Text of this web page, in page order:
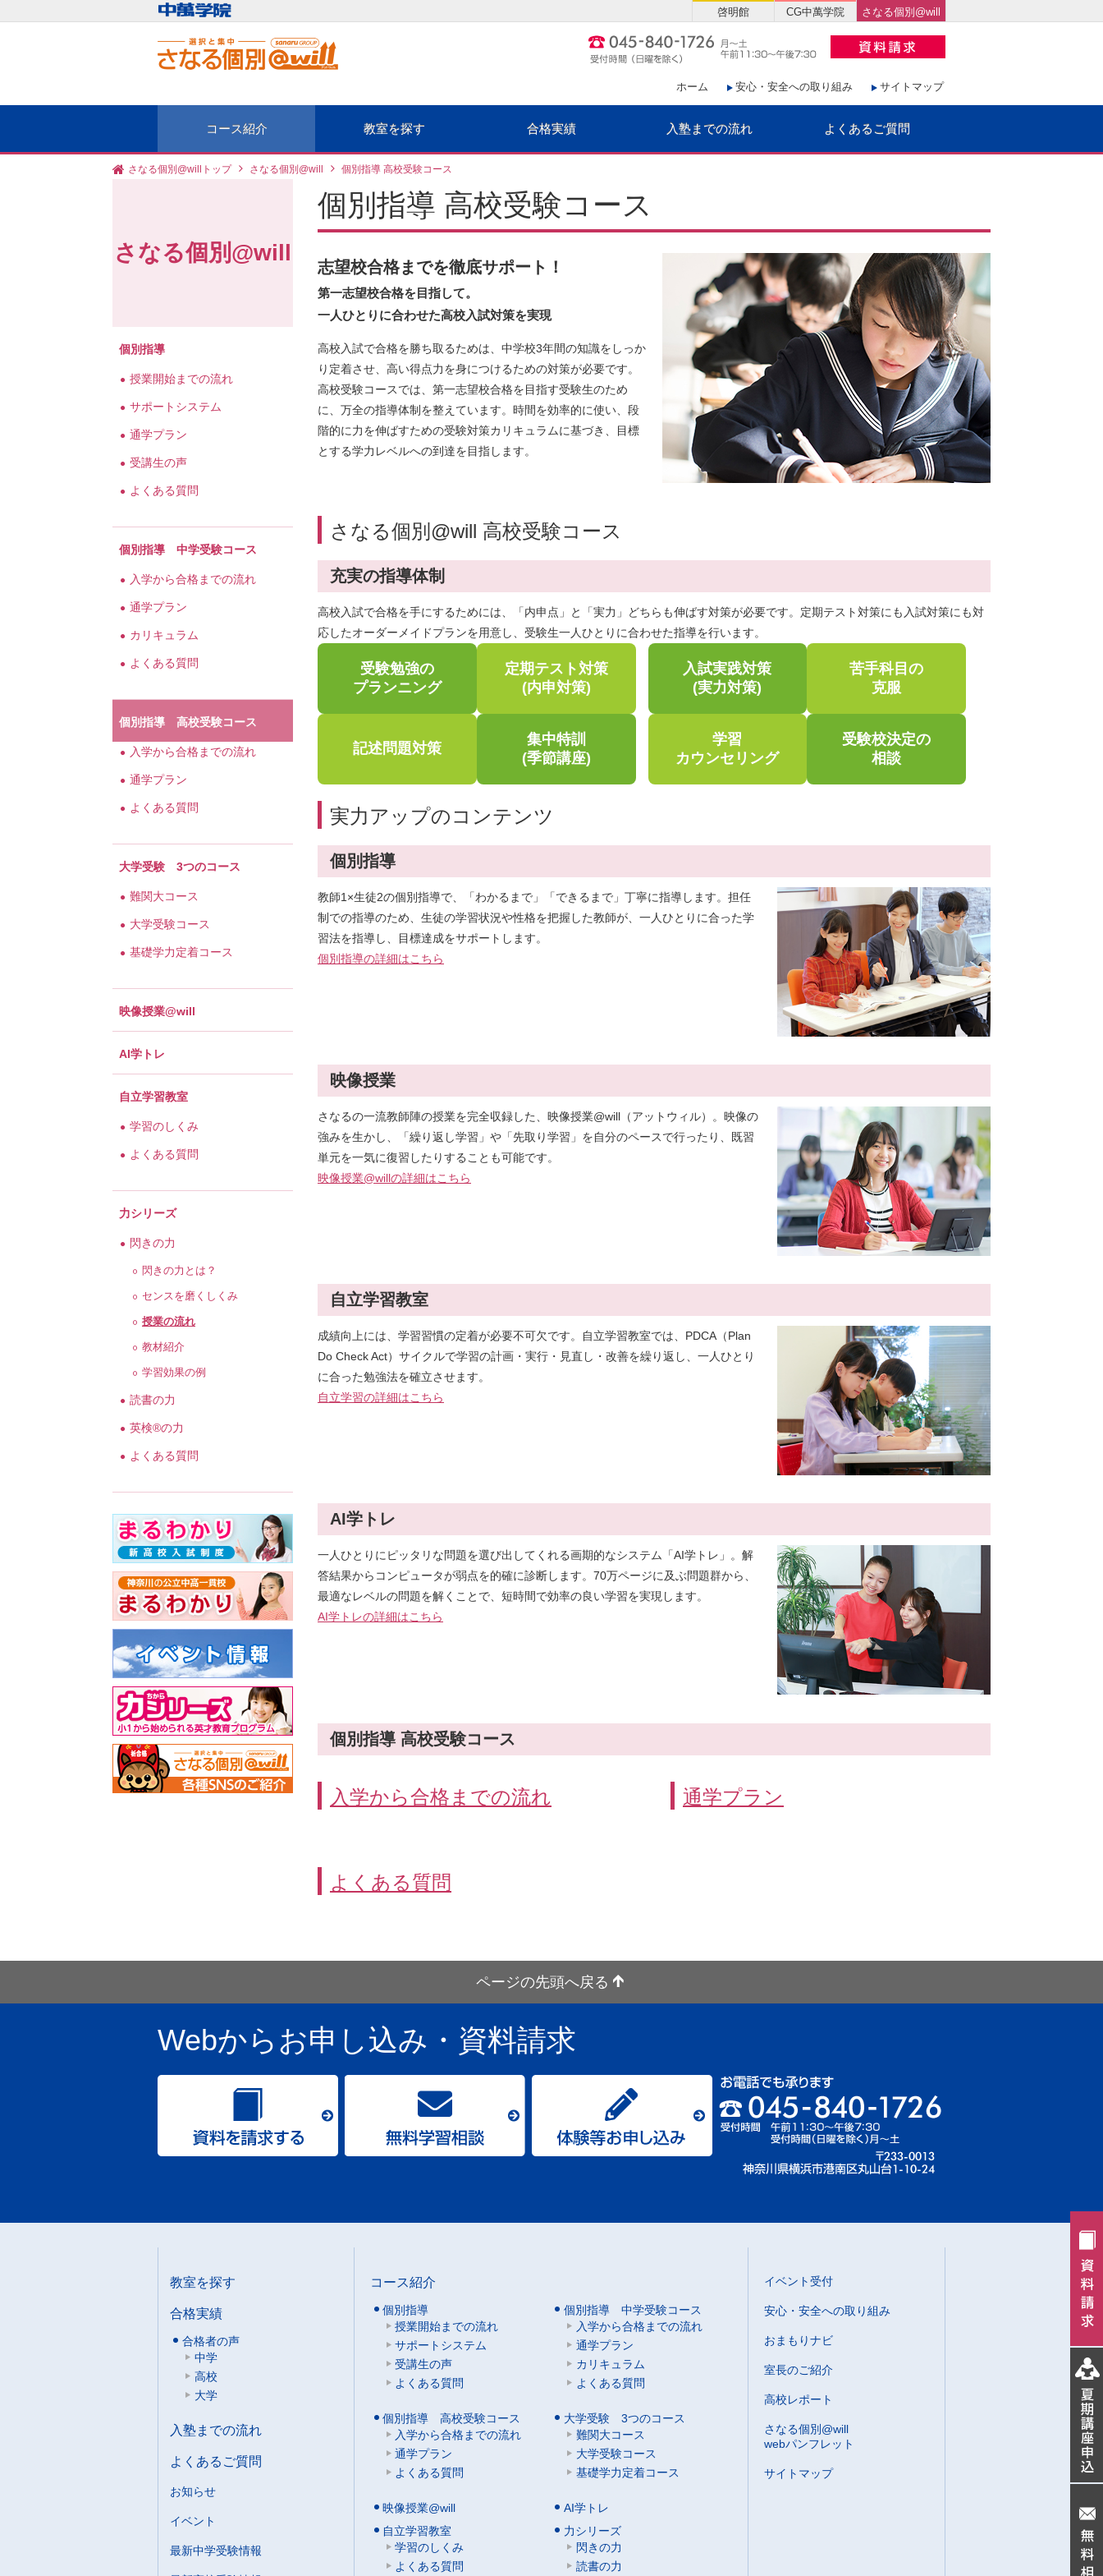
ホーム 安心・安全への取り組み サイトマップ
コース紹介 教室を探す 合格実績 入塾までの流れ よくあるご質問
啓明館 CG中萬学院 さなる個別@will
さなる個別@willトップ さなる個別@will 個別指導 高校受験コース
個別指導 高校受験コース
志望校合格までを徹底サポート！
第一志望校合格を目指して。
一人ひとりに合わせた高校入試対策を実現
高校入試で合格を勝ち取るためは、中学校3年間の知識をしっか
り定着させ、高い得点力を身につけるための対策が必要です。
高校受験コースでは、第一志望校合格を目指す受験生のため
に、万全の指導体制を整えています。時間を効率的に使い、段
階的に力を伸ばすための受験対策カリキュラムに基づき、目標
とする学力レベルへの到達を目指します。
さなる個別@will 高校受験コース
充実の指導体制
高校入試で合格を手にするためには、「内申点」と「実力」どちらも伸ばす対策が必要です。定期テスト対策にも入試対策にも対
応したオーダーメイドプランを用意し、受験生一人ひとりに合わせた指導を行います。
受験勉強の
プランニング
定期テスト対策
(内申対策)
記述問題対策
集中特訓
(季節講座)
入試実践対策
(実力対策)
苦手科目の
克服
学習
カウンセリング
受験校決定の
相談
実力アップのコンテンツ
個別指導
教師1×生徒2の個別指導で、「わかるまで」「できるまで」丁寧に指導します。担任
制での指導のため、生徒の学習状況や性格を把握した教師が、一人ひとりに合った学
習法を指導し、目標達成をサポートします。
個別指導の詳細はこちら
映像授業
さなるの一流教師陣の授業を完全収録した、映像授業@will（アットウィル）。映像の
強みを生かし、「繰り返し学習」や「先取り学習」を自分のペースで行ったり、既習
単元を一気に復習したりすることも可能です。
映像授業@willの詳細はこちら
自立学習教室
成績向上には、学習習慣の定着が必要不可欠です。自立学習教室では、PDCA（Plan
Do Check Act）サイクルで学習の計画・実行・見直し・改善を繰り返し、一人ひとり
に合った勉強法を確立させます。
自立学習の詳細はこちら
AI学トレ
一人ひとりにピッタリな問題を選び出してくれる画期的なシステム「AI学トレ」。解
答結果からコンピュータが弱点を的確に診断します。70万ページに及ぶ問題群から、
最適なレベルの問題を解くことで、短時間で効率の良い学習を実現します。
AI学トレの詳細はこちら
個別指導 高校受験コース
入学から合格までの流れ 通学プラン
よくある質問
さなる個別@will
個別指導
授業開始までの流れ
サポートシステム
通学プラン
受講生の声
よくある質問
個別指導 中学受験コース
入学から合格までの流れ
通学プラン
カリキュラム
よくある質問
個別指導 高校受験コース
入学から合格までの流れ
通学プラン
よくある質問
大学受験 3つのコース
難関大コース
大学受験コース
基礎学力定着コース
映像授業@will
AI学トレ
自立学習教室
学習のしくみ
よくある質問
力シリーズ
閃きの力
閃きの力とは？
センスを磨くしくみ
授業の流れ
教材紹介
学習効果の例
読書の力
英検®の力
よくある質問
ページの先頭へ戻る
Webからお申し込み ・資料請求
教室を探す
合格実績
合格者の声
中学
高校
大学
入塾までの流れ
よくあるご質問
お知らせ
イベント
最新中学受験情報
コース紹介
個別指導
授業開始までの流れ
サポートシステム
受講生の声
よくある質問
個別指導 中学受験コース
入学から合格までの流れ
通学プラン
カリキュラム
よくある質問
個別指導 高校受験コース
入学から合格までの流れ
通学プラン
よくある質問
大学受験 3つのコース
難関大コース
大学受験コース
基礎学力定着コース
映像授業@will
AI学トレ
自立学習教室
学習のしくみ
よくある質問
力シリーズ
閃きの力
読書の力
イベント受付
安心・安全への取り組み
おまもりナビ
室長のご紹介
高校レポート
さなる個別@will
webパンフレット
サイトマップ